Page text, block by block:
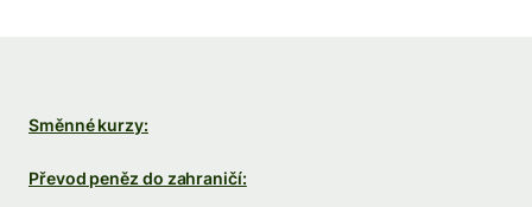
Směnné kurzy:
Převod peněz do zahraničí: